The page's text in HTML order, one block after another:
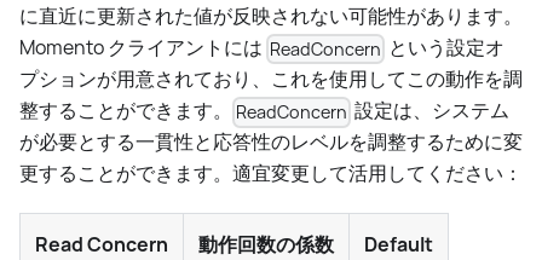
に直近に更新された値が反映されない可能性があります。
Momento クライアントには ReadConcern という設定オ
プションが用意されており、これを使用してこの動作を調
整することができます。
ReadConcern 設定は、システム
が必要とする一貫性と応答性のレベルを調整するために変
更することができます。適宜変更して活用してください：
Read Concern 動作回数の係数 Default